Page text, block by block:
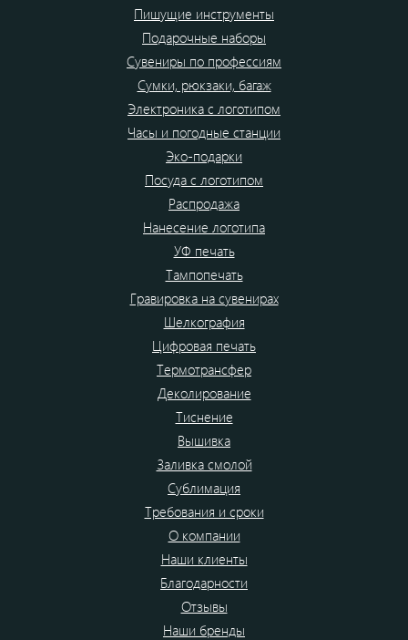
Пишущие инструменты
Подарочные наборы
Сувениры по профессиям
Сумки, рюкзаки, багаж
Электроника с логотипом
Часы и погодные станции
Эко-подарки
Посуда с логотипом
Распродажа
Нанесение логотипа
УФ печать
Тампопечать
Гравировка на сувенирах
Шелкография
Цифровая печать
Термотрансфер
Деколирование
Тиснение
Вышивка
Заливка смолой
Сублимация
Требования и сроки
О компании
Наши клиенты
Благодарности
Отзывы
Наши бренды